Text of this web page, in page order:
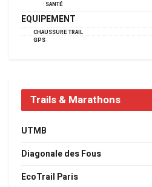
SANTÉ
EQUIPEMENT
CHAUSSURE TRAIL
GPS
Trails & Marathons
UTMB
Diagonale des Fous
EcoTrail Paris